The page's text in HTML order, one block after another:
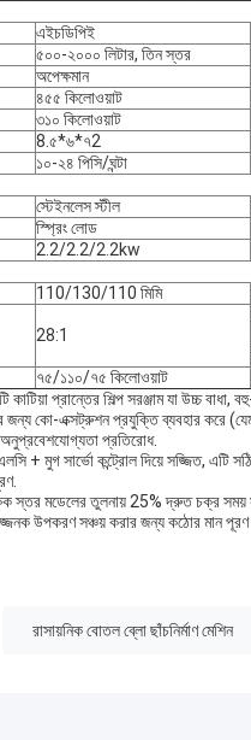
এইচডিপিই
৫০০-২০০০ লিটার, তিন স্তর
অপেক্ষমান
৪৫৫ কিলোওয়াট
৩১০ কিলোওয়াট
8.৫*৬*৭2
১০-২৪ পিসি/ঘন্টা
স্টেইনলেস স্টীল
স্প্রিং লোড
2.2/2.2/2.2kw
110/130/110 মিমি
28:1
৭৫/১১০/৭৫ কিলোওয়াট
প্রান্তের শিল্প সরঞ্জাম যা উচ্চ
কো-এক্সট্রুশন প্রযুক্তি ব্যবহার করে
অনুপ্রবেশযোগ্যতা প্রতিরোধ.
+ মুগ সার্ভো কন্ট্রোল দিয়ে সজ্জিত, এটি
স্তর মডেলের তুলনায় 25% দ্রুত চক্র
উপকরণ সঞ্চয় করার জন্য কঠোর মান
রাসায়নিক বোতল ব্লো ছাঁচনির্মাণ মেশিন